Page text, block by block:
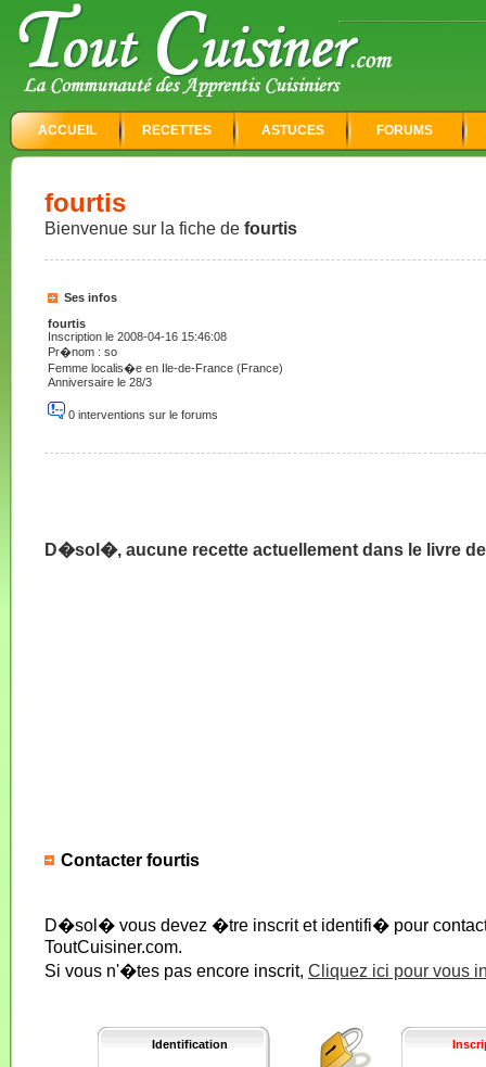
ACCUEIL RECETTES ASTUCES FORUMS
fourtis
Bienvenue sur la fiche de fourtis
Ses infos
fourtis
Inscription le 2008-04-16 15:46:08
Pr�nom : so
Femme localis�e en Ile-de-France (France)
Anniversaire le 28/3
0 interventions sur le forums
D�sol�, aucune recette actuellement dans le livre
Contacter fourtis
D�sol� vous devez �tre inscrit et identifi� pour
ToutCuisiner.com.
Si vous n'�tes pas encore inscrit, Cliquez ici pour vous
Identification